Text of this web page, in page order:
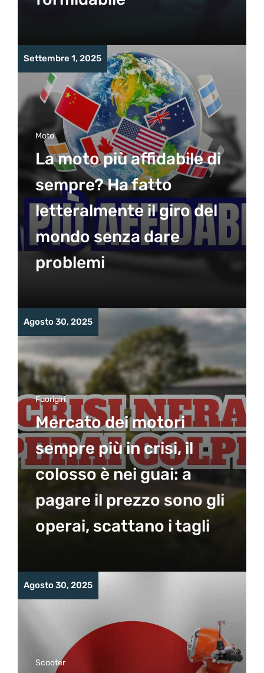
Settembre 1, 2025
Moto
La moto più affidabile di
sempre? Ha fatto
letteralmente il giro del
mondo senza dare
problemi
Agosto 30, 2025
Fuorigiri
Mercato dei motori
sempre più in crisi, il
colosso è nei guai: a
pagare il prezzo sono gli
operai, scattano i tagli
Agosto 30, 2025
Scooter